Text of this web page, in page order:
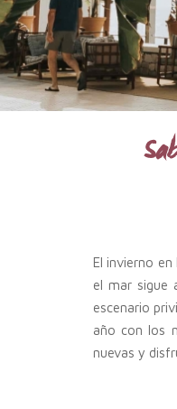
El invierno
el mar sigue
escenario
año con los
nuevas y